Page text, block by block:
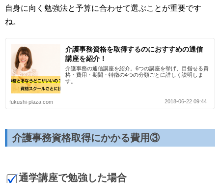
自身に向く勉強法と予算に合わせて選ぶことが重要です
ね。
介護事務資格を取得するのにおすすめの通信
講座を紹介！
介護事務の通信講座を紹介。6つの講座を挙げ、目指せる資
格・費用・期間・特徴の4つの分類ごとに詳しく説明しま
す。
fukushi-plaza.com 2018-06-22 09:44
介護事務資格取得にかかる費用③
通学講座で勉強した場合